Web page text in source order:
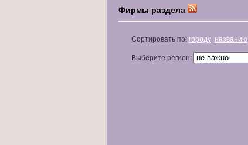
Фирмы раздела
Сортировать по: городу названию
Выберите регион: